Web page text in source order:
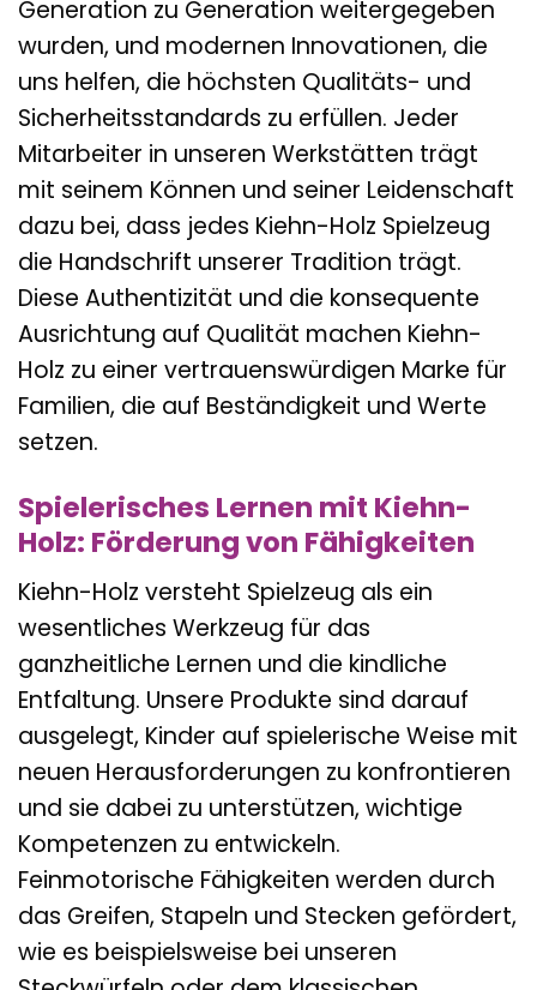
Generation zu Generation weitergegeben
wurden, und modernen Innovationen, die
uns helfen, die höchsten Qualitäts- und
Sicherheitsstandards zu erfüllen. Jeder
Mitarbeiter in unseren Werkstätten trägt
mit seinem Können und seiner Leidenschaft
dazu bei, dass jedes Kiehn-Holz Spielzeug
die Handschrift unserer Tradition trägt.
Diese Authentizität und die konsequente
Ausrichtung auf Qualität machen Kiehn-
Holz zu einer vertrauenswürdigen Marke für
Familien, die auf Beständigkeit und Werte
setzen.
Spielerisches Lernen mit Kiehn-
Holz: Förderung von Fähigkeiten
Kiehn-Holz versteht Spielzeug als ein
wesentliches Werkzeug für das
ganzheitliche Lernen und die kindliche
Entfaltung. Unsere Produkte sind darauf
ausgelegt, Kinder auf spielerische Weise mit
neuen Herausforderungen zu konfrontieren
und sie dabei zu unterstützen, wichtige
Kompetenzen zu entwickeln.
Feinmotorische Fähigkeiten werden durch
das Greifen, Stapeln und Stecken gefördert,
wie es beispielsweise bei unseren